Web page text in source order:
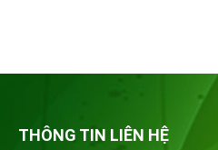
THÔNG TIN LIÊN HỆ